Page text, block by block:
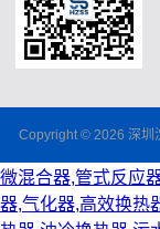
Copyright © 2026 深圳
微混合器,管式反应
器,气化器,高效换热